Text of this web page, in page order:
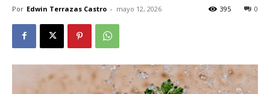
Por Edwin Terrazas Castro - mayo 12, 2026 0
395